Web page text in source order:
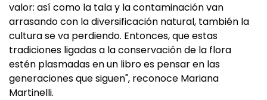
valor: así como la tala y la contaminación van
arrasando con la diversificación natural, también la
cultura se va perdiendo. Entonces, que estas
tradiciones ligadas a la conservación de la flora
estén plasmadas en un libro es pensar en las
generaciones que siguen", reconoce Mariana
Martinelli.